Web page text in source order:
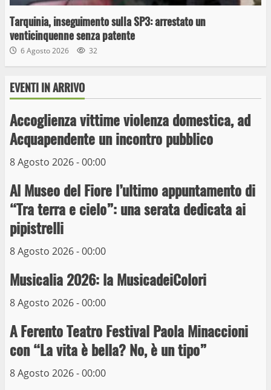
Tarquinia, inseguimento sulla SP3: arrestato un
venticinquenne senza patente
6 Agosto 2026 32
EVENTI IN ARRIVO
Accoglienza vittime violenza domestica, ad
Acquapendente un incontro pubblico
8 Agosto 2026 - 00:00
Al Museo del Fiore l’ultimo appuntamento di
“Tra terra e cielo”: una serata dedicata ai
pipistrelli
8 Agosto 2026 - 00:00
Musicalia 2026: la MusicadeiColori
8 Agosto 2026 - 00:00
A Ferento Teatro Festival Paola Minaccioni
con “La vita è bella? No, è un tipo”
8 Agosto 2026 - 00:00
3
4
La Polizia di Stato arresta il ladro seriale
10 Maggio 2023
5
Michelangelo Buonarroti ospitata al
19 Gennaio 2023
6
capolinea al terminal Riello dal 15 al 17
giugno
15 Giugno 2023